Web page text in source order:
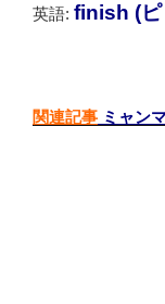
英語: finish (ピ
関連記事 ミャン